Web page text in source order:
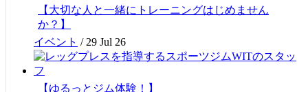
【大切な人と一緒にトレーニングはじめません
か？】
イベント / 29 Jul 26
【ゆるっとジム体験！】